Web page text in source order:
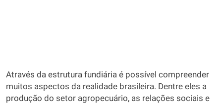
Através da estrutura fundiária é possível compreender
muitos aspectos da realidade brasileira. Dentre eles a
produção do setor agropecuário, as relações sociais e